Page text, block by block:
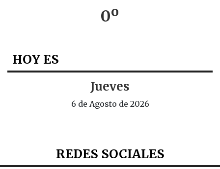
0º
HOY ES
Jueves
6 de Agosto de 2026
REDES SOCIALES